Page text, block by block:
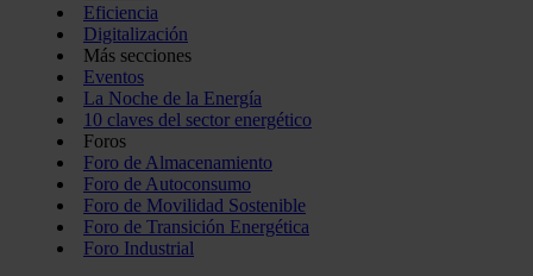
Eficiencia
Digitalización
Más secciones
Eventos
La Noche de la Energía
10 claves del sector energético
Foros
Foro de Almacenamiento
Foro de Autoconsumo
Foro de Movilidad Sostenible
Foro de Transición Energética
Foro Industrial